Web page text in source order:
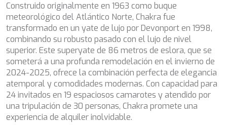
Construido originalmente en 1963 como buque
meteorológico del Atlántico Norte, Chakra fue
transformado en un yate de lujo por Devonport en 1998,
combinando su robusto pasado con el lujo de nivel
superior. Este superyate de 86 metros de eslora, que se
someterá a una profunda remodelación en el invierno de
2024-2025, ofrece la combinación perfecta de elegancia
atemporal y comodidades modernas. Con capacidad para
24 invitados en 19 espaciosos camarotes y atendido por
una tripulación de 30 personas, Chakra promete una
experiencia de alquiler inolvidable.
BACCARAT
BAGHEERA
BARACUDA VALLETTA
BARRACUDA III
BELLEZZA
BELUGA
BENITA BLUE
BEST OFF
BEYOND
BLACK LION
BLACK PEARL
Modificar cookies
Técnicas y funcionales Siempre activas
Este sitio web utiliza Cookies propias para recopilar
información con la finalidad de mejorar nuestros servicios.
Si continua navegando, supone la aceptación de la
instalación de las mismas. El usuario tiene la posibilidad
de configurar su navegador pudiendo, si así lo desea,